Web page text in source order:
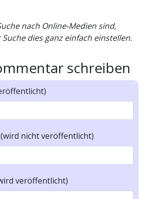
nach Online-Medien sind,
dies ganz einfach einstellen.
schreiben
nicht veröffentlicht)
veröffentlicht)